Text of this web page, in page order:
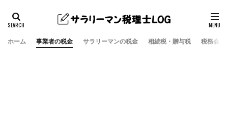
ホーム 事業者の税金 サラリーマンの税金 相続税・贈与税 税務会計